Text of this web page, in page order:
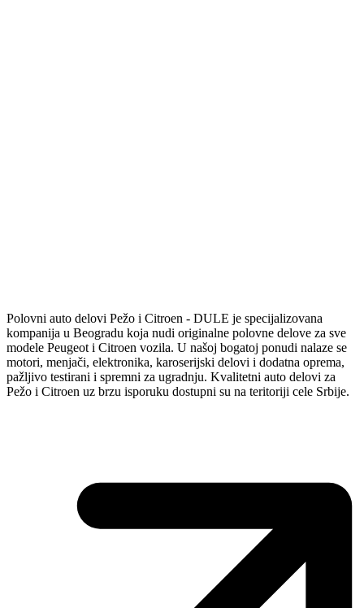
Polovni auto delovi Pežo i Citroen - DULE je specijalizovana
kompanija u Beogradu koja nudi originalne polovne delove za sve
modele Peugeot i Citroen vozila. U našoj bogatoj ponudi nalaze se
motori, menjači, elektronika, karoserijski delovi i dodatna oprema,
pažljivo testirani i spremni za ugradnju. Kvalitetni auto delovi za
Pežo i Citroen uz brzu isporuku dostupni su na teritoriji cele Srbije.